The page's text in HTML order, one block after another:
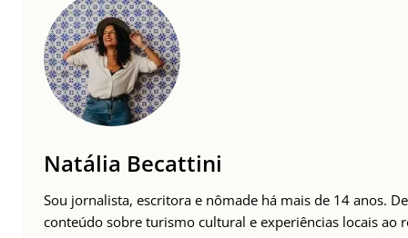
Natália Becattini
Sou jornalista, escritora e nômade há mais de 14 anos.
conteúdo sobre turismo cultural e experiências locais ao